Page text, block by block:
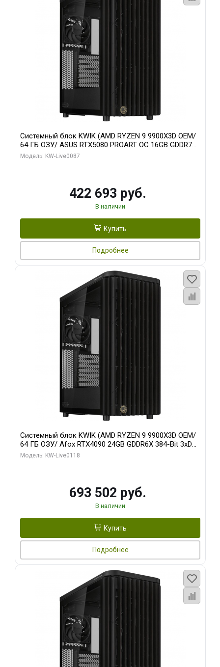
Системный блок KWIK (AMD RYZEN 9 9900X3D OEM/
64 ГБ ОЗУ/ ASUS RTX5080 PROART OC 16GB GDDR7
256bit Type-C DP 2/ 1 ТБ SSD)
Модель: KW-Live0087
422 693 руб.
В наличии
Купить
Подробнее
Системный блок KWIK (AMD RYZEN 9 9900X3D OEM/
64 ГБ ОЗУ/ Afox RTX4090 24GB GDDR6X 384-Bit 3xDP
HDMI ATX Turbo/ 960 ГБ SSD)
Модель: KW-Live0118
693 502 руб.
В наличии
Купить
Подробнее